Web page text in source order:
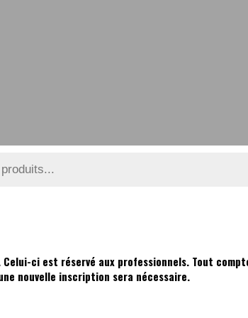
ci est réservé aux professionnels. Tout
nouvelle inscription sera nécessaire.